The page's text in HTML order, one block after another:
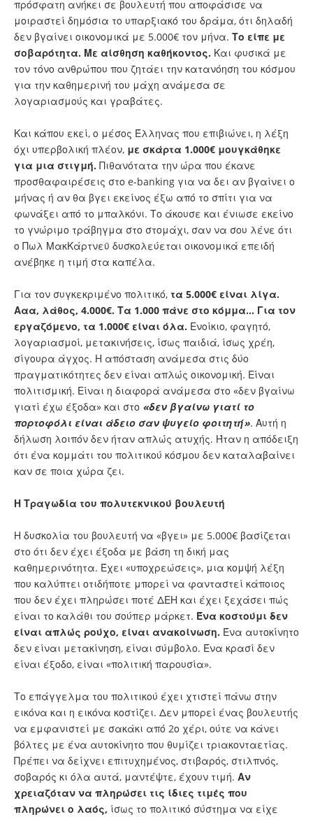
πρόσφατη ανήκει σε βουλευτή που αποφάσισε να
μοιραστεί δημόσια το υπαρξιακό του δράμα, ότι δηλαδή
δεν βγαίνει οικονομικά με 5.000€ τον μήνα. Το είπε με
σοβαρότητα. Με αίσθηση καθήκοντος. Και φυσικά με
τον τόνο ανθρώπου που ζητάει την κατανόηση του κόσμου
για την καθημερινή του μάχη ανάμεσα σε
λογαριασμούς και γραβάτες.
Και κάπου εκεί, ο μέσος Έλληνας που επιβιώνει, η λέξη
όχι υπερβολική πλέον, με σκάρτα 1.000€ μουγκάθηκε
για μια στιγμή. Πιθανότατα την ώρα που έκανε
προσθαφαιρέσεις στο e-banking για να δει αν βγαίνει ο
μήνας ή αν θα βγει εκείνος έξω από το σπίτι για να
φωνάξει από το μπαλκόνι. Το άκουσε και ένιωσε εκείνο
το γνώριμο τράβηγμα στο στομάχι, σαν να σου λένε ότι
ο Πωλ ΜακΚάρτνεϋ δυσκολεύεται οικονομικά επειδή
ανέβηκε η τιμή στα καπέλα.
Για τον συγκεκριμένο πολιτικό, τα 5.000€ είναι λίγα.
Ααα, λάθος, 4.000€. Τα 1.000 πάνε στο κόμμα… Για τον
εργαζόμενο, τα 1.000€ είναι όλα. Ενοίκιο, φαγητό,
λογαριασμοί, μετακινήσεις, ίσως παιδιά, ίσως χρέη,
σίγουρα άγχος. Η απόσταση ανάμεσα στις δύο
πραγματικότητες δεν είναι απλώς οικονομική. Είναι
πολιτισμική. Είναι η διαφορά ανάμεσα στο «δεν βγαίνω
γιατί έχω έξοδα» και στο «δεν βγαίνω γιατί το
πορτοφόλι είναι άδειο σαν ψυγείο φοιτητή». Αυτή η
δήλωση λοιπόν δεν ήταν απλώς ατυχής. Ήταν η απόδειξη
ότι ένα κομμάτι του πολιτικού κόσμου δεν καταλαβαίνει
καν σε ποια χώρα ζει.
Η Τραγωδία του πολυτεκνικού βουλευτή
Η δυσκολία του βουλευτή να «βγει» με 5.000€ βασίζεται
στο ότι δεν έχει έξοδα με βάση τη δική μας
καθημερινότητα. Έχει «υποχρεώσεις», μια κομψή λέξη
που καλύπτει οτιδήποτε μπορεί να φανταστεί κάποιος
που δεν έχει πληρώσει ποτέ ΔΕΗ και έχει ξεχάσει πώς
είναι το καλάθι του σούπερ μάρκετ. Ένα κοστούμι δεν
είναι απλώς ρούχο, είναι ανακοίνωση. Ένα αυτοκίνητο
δεν είναι μετακίνηση, είναι σύμβολο. Ένα κρασί δεν
είναι έξοδο, είναι «πολιτική παρουσία».
Το επάγγελμα του πολιτικού έχει χτιστεί πάνω στην
εικόνα και η εικόνα κοστίζει. Δεν μπορεί ένας βουλευτής
να εμφανιστεί με σακάκι από 2ο χέρι, ούτε να κάνει
βόλτες με ένα αυτοκίνητο που θυμίζει τριακονταετίας.
Πρέπει να δείχνει επιτυχημένος, στιβαρός, στιλπνός,
σοβαρός κι όλα αυτά, μαντέψτε, έχουν τιμή. Αν
χρειαζόταν να πληρώσει τις ίδιες τιμές που
πληρώνει ο λαός, ίσως το πολιτικό σύστημα να είχε